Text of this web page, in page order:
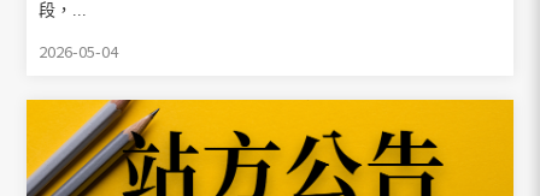
段，...
2026-05-04